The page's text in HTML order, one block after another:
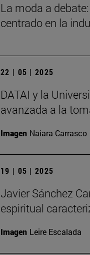
La moda a
centrado en la
22 | 05 | 2025
DATAI y la
avanzada a la
Imagen Naiara Carrasco
19 | 05 | 2025
Javier Sánchez
espiritual
Imagen Leire Escalada